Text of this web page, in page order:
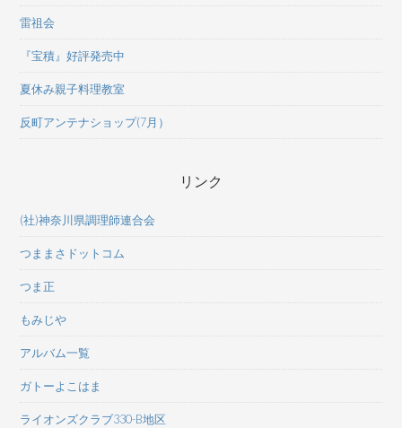
雷祖会
『宝積』好評発売中
夏休み親子料理教室
反町アンテナショップ(7月）
リンク
(社)神奈川県調理師連合会
つままさドットコム
つま正
もみじや
アルバム一覧
ガトーよこはま
ライオンズクラブ330-B地区